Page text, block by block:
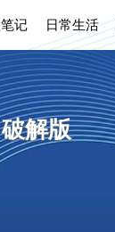
记 日常生活
解版